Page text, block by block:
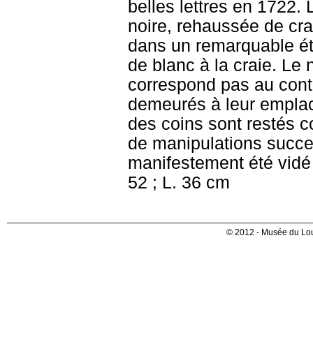
belles lettres en 1722.
noire, rehaussée de
dans un remarquable
de blanc à la craie. Le
correspond pas au
demeurés à leur
des coins sont restés
de manipulations
manifestement été
52 ; L. 36 cm
© 2012 - Musée du